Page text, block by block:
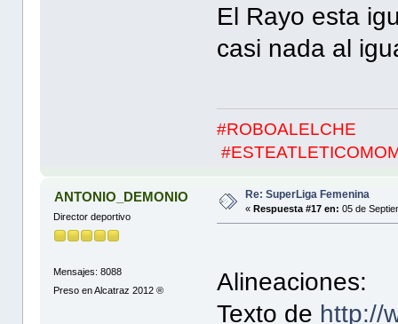
El Rayo esta
casi nada al
#ROBOALELCHE
ANTONIO_DEMONIO
Director deportivo
Mensajes: 8088
Preso en Alcatraz 2012 ®
Re: SuperLiga Femenina
« Respuesta #17 en: 05 de
Alineaciones:
Texto de http://